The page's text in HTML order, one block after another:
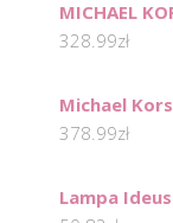
MICHAEL
328.99zł
Michael
378.99zł
Lampa